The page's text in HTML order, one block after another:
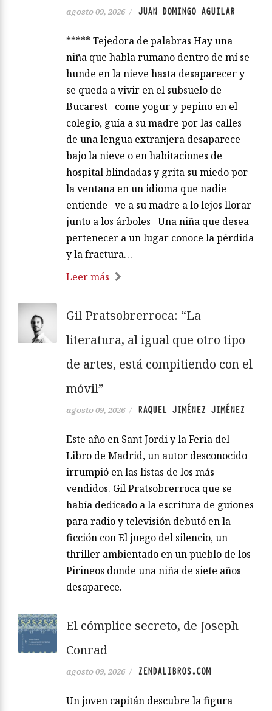
agosto 09, 2026 / JUAN DOMINGO AGUILAR
***** Tejedora de palabras Hay una
niña que habla rumano dentro de mí se
hunde en la nieve hasta desaparecer y
se queda a vivir en el subsuelo de
Bucarest come yogur y pepino en el
colegio, guía a su madre por las calles
de una lengua extranjera desaparece
bajo la nieve o en habitaciones de
hospital blindadas y grita su miedo por
la ventana en un idioma que nadie
entiende ve a su madre a lo lejos llorar
junto a los árboles Una niña que desea
pertenecer a un lugar conoce la pérdida
y la fractura…
Leer más
Gil Pratsobrerroca: “La
literatura, al igual que otro tipo
de artes, está compitiendo con el
móvil”
agosto 09, 2026 / RAQUEL JIMÉNEZ JIMÉNEZ
Este año en Sant Jordi y la Feria del
Libro de Madrid, un autor desconocido
irrumpió en las listas de los más
vendidos. Gil Pratsobrerroca que se
había dedicado a la escritura de guiones
para radio y televisión debutó en la
ficción con El juego del silencio, un
thriller ambientado en un pueblo de los
Pirineos donde una niña de siete años
desaparece.
El cómplice secreto, de Joseph
Conrad
agosto 09, 2026 / ZENDALIBROS.COM
Un joven capitán descubre la figura